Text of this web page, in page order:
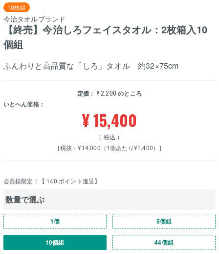
10枚組
今治タオルブランド
【終売】今治しろフェイスタオル：2枚箱入10
個組
ふんわりと高品質な「しろ」タオル 約32×75cm
定価： ¥2,200 のところ
いとへん価格：
¥15,400
税込
［税抜：¥14,000（1個あたり¥1,400）］
会員様限定！【 140 ポイント進呈】
数量で選ぶ
1個 5個組
10個組 44個組